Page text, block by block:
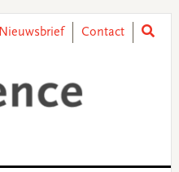
Nieuwsbrief Contact